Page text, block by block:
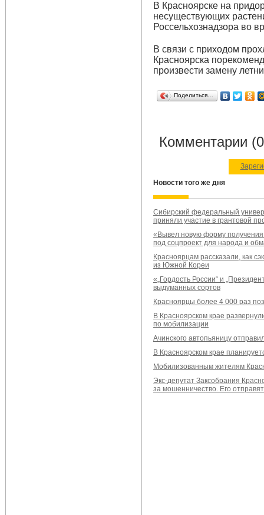
В Красноярске на
несуществующих
Россельхознадзора во
В связи с приходом
Красноярска
произвести замену
Поделиться…
Комментарии
Новости того же дня
Сибирский федеральный
приняли участие в грантовой
«Вывел новую форму
под соцпроект для народа и
Красноярцам рассказали, как
из Южной Кореи
«„Гордость России“ и
выдуманных сортов
Красноярцы более 4 000 раз
В Красноярском крае
по мобилизации
Ачинского автопьяницу
В Красноярском крае
Мобилизованным жителям
Экс-депутат Заксобрания
за мошенничество. Его